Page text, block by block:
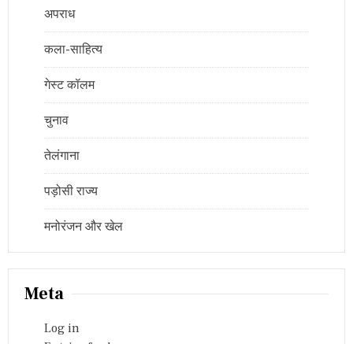
अपराध
कला-साहित्य
गेस्ट कॉलम
चुनाव
तेलंगाना
पड़ोसी राज्य
मनोरंजन और खेल
Meta
Log in